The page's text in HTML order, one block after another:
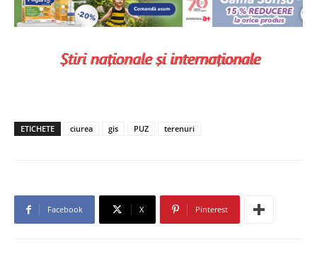
ETICHETE ciurea gis PUZ terenuri
Facebook X Pinterest